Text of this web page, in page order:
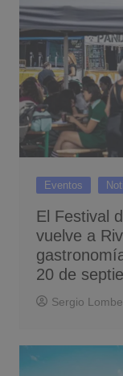
Eventos
El Festival
vuelve a
20 de
Sergio